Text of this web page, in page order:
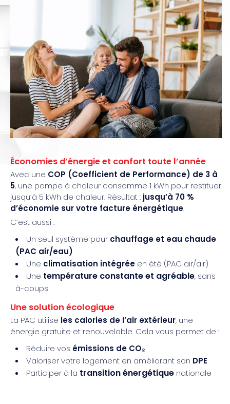
Économies d’énergie et confort toute l’année
Avec une COP (Coefficient de Performance) de 3 à
5, une pompe à chaleur consomme 1 kWh pour restituer
jusqu’à 5 kWh de chaleur. Résultat : jusqu’à 70 %
d’économie sur votre facture énergétique.
C’est aussi :
Un seul système pour chauffage et eau chaude
(PAC air/eau)
Une climatisation intégrée en été (PAC air/air)
Une température constante et agréable, sans
à-coups
Une solution écologique
La PAC utilise les calories de l’air extérieur, une
énergie gratuite et renouvelable. Cela vous permet de :
Réduire vos émissions de CO₂
Valoriser votre logement en améliorant son DPE
Participer à la transition énergétique nationale